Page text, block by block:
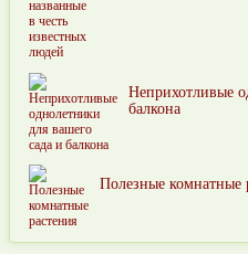
Неприхотливые
балкона
Полезные комнатные